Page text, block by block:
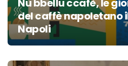
Nu bbellu ccafè, le
del caffè napoletano
Napoli